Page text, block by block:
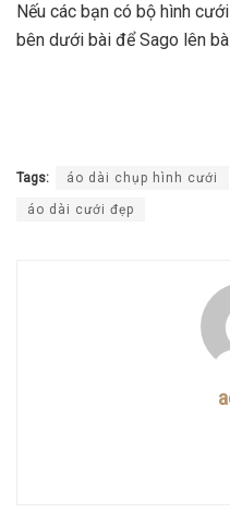
Nếu các bạn có bộ hình
bên dưới bài để Sago lên
Tags: áo dài chụp hình cưới
áo dài cưới đẹp